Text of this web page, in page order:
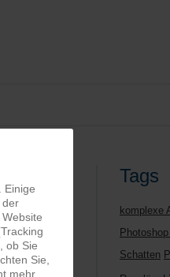
in
(Stand
Tags
komplexe
Schatten
Einige
der
ob Sie
Sie,
mehr